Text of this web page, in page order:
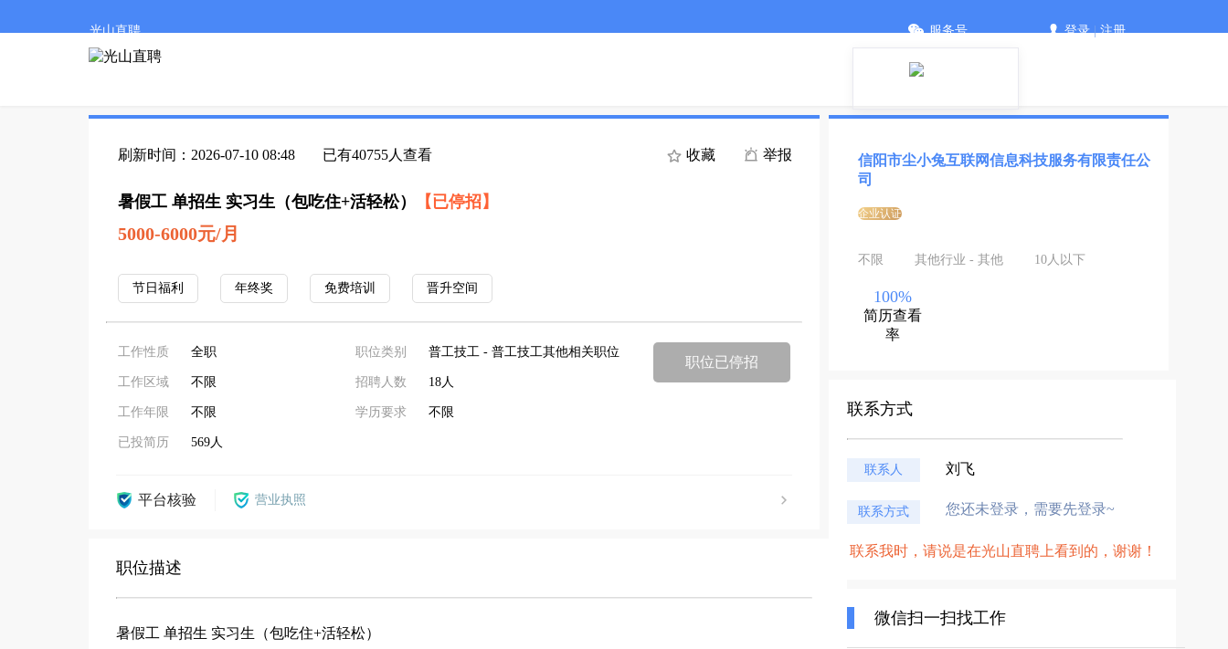
光山直聘 服务号 登录|注册
刷新时间：2026-07-10 08:48 已有40755人查看 收藏 举报
暑假工 单招生 实习生（包吃住+活轻松） 【已停招】
5000-6000元/月
节日福利 年终奖 免费培训 晋升空间
工作性质 全职
工作区域 不限
工作年限 不限
已投简历 569人
职位类别 普工技工 - 普工技工其他相关职位
招聘人数 18人
学历要求 不限
职位已停招
平台核验 营业执照
职位描述
暑假工 单招生 实习生（包吃住+活轻松）
信阳市尘小兔互联网信息科技服务有限责任公
司
企业认证
不限 其他行业 - 其他 10人以下
100%
简历查看
率
联系方式
联系人 刘飞
联系方式 您还未登录，需要先登录~
联系我时，请说是在光山直聘上看到的，谢谢！
微信扫一扫找工作